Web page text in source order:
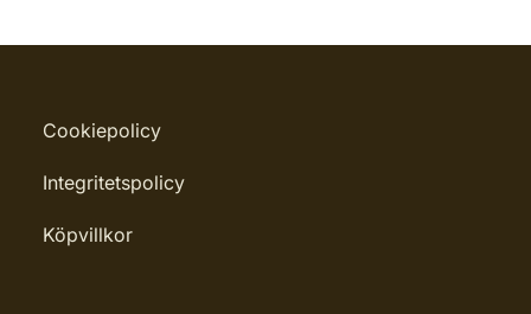
Cookiepolicy
Integritetspolicy
Köpvillkor